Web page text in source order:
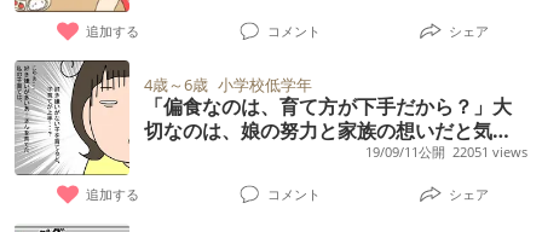
追加する コメント シェア
4歳～6歳 小学校低学年
「偏食なのは、育て方が下手だから？」大
切なのは、娘の努力と家族の想いだと気づ
19/09/11公開 22051 views
追加する コメント シェア